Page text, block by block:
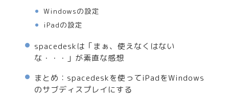
Windowsの設定
iPadの設定
spacedeskは「まぁ、使えなくはない
な・・・」が素直な感想
まとめ：spacedeskを使ってiPadをWindows
のサブディスプレイにする